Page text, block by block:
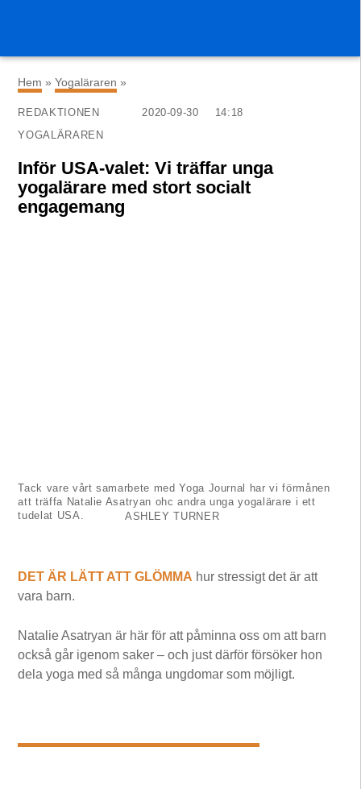
Hem »Yogaläraren »
REDAKTIONEN 2020-09-30
14:18
YOGALÄRAREN
Inför USA-valet: Vi träffar unga
yogalärare med stort socialt
engagemang
Tack vare vårt samarbete med Yoga Journal har vi förmånen
att träffa Natalie Asatryan ohc andra unga yogalärare i ett
tudelat USA.
ASHLEY TURNER
DET ÄR LÄTT ATT GLÖMMA hur stressigt det är att
vara barn.
Natalie Asatryan är här för att påminna oss om att barn
också går igenom saker – och just därför försöker hon
dela yoga med så många ungdomar som möjligt.